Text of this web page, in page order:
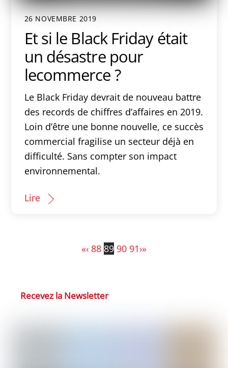
26 NOVEMBRE 2019
Et si le Black Friday était
un désastre pour
lecommerce ?
Le Black Friday devrait de nouveau battre
des records de chiffres d’affaires en 2019.
Loin d’être une bonne nouvelle, ce succès
commercial fragilise un secteur déjà en
difficulté. Sans compter son impact
environnemental.
Lire
«‹ 88 89 90 91›»
Recevez la Newsletter